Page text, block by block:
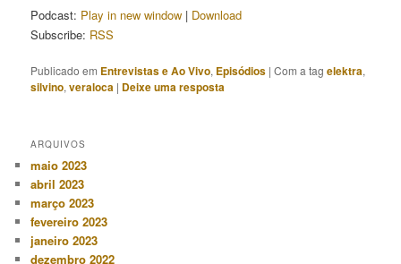
Podcast: Play in new window | Download
Subscribe: RSS
Publicado em Entrevistas e Ao Vivo, Episódios |Com a tagelektra,
silvino,veraloca | Deixe uma resposta
ARQUIVOS
maio 2023
abril 2023
março 2023
fevereiro 2023
janeiro 2023
dezembro 2022